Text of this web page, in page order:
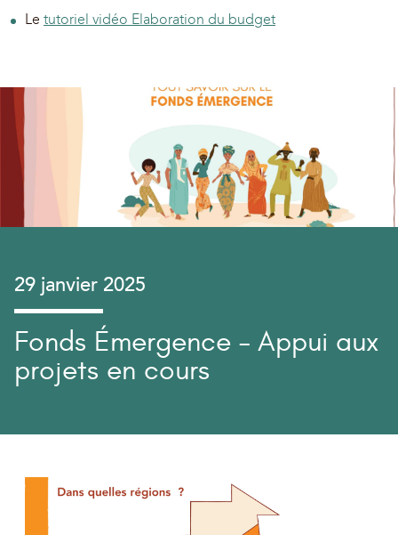
Le tutoriel vidéo Elaboration du budget
29 janvier 2025
Fonds Émergence – Appui aux
projets en cours